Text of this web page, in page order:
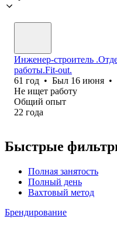
Инженер-строитель
работы.Fit-out.
61 год • Был 16 июня •
Не ищет работу
Общий опыт
22 года
Быстрые
Полная занятость
Полный день
Вахтовый метод
Брендирование